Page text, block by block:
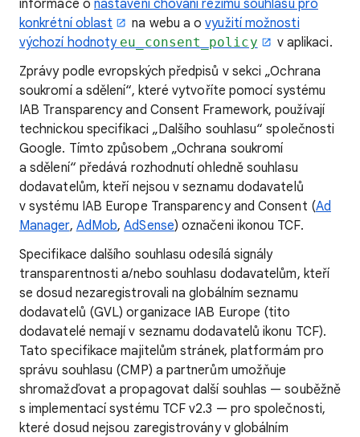
informace o nastavení chování režimu souhlasu pro
konkrétní oblast
na webu a ovyužití možnosti
výchozí hodnoty eu_consent_policy
v aplikaci.
Zprávy podle evropských předpisů v sekci „Ochrana
soukromí a sdělení“, které vytvoříte pomocí systému
IAB Transparency and Consent Framework, používají
technickou specifikaci „Dalšího souhlasu“ společnosti
Google. Tímto způsobem „Ochrana soukromí
a sdělení“ předává rozhodnutí ohledně souhlasu
dodavatelům, kteří nejsou v seznamu dodavatelů
v systému IAB Europe Transparency and Consent (Ad
Manager, AdMob,AdSense) označeni ikonou TCF.
Specifikace dalšího souhlasu odesílá signály
transparentnosti a/nebo souhlasu dodavatelům, kteří
se dosud nezaregistrovali na globálním seznamu
dodavatelů (GVL) organizace IAB Europe (tito
dodavatelé nemají v seznamu dodavatelů ikonu TCF).
Tato specifikace majitelům stránek, platformám pro
správu souhlasu (CMP) a partnerům umožňuje
shromažďovat a propagovat další souhlas — souběžně
s implementací systému TCF v2.3 — pro společnosti,
které dosud nejsou zaregistrovány v globálním